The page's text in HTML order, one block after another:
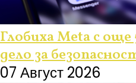
Глобиха Meta с
дело за
07 Август 2026